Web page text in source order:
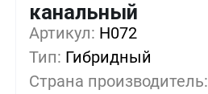
канальный
Артикул: H072
Тип: Гибридный
Страна производитель:
1+ 0%
5+ -8%
10+ -16%